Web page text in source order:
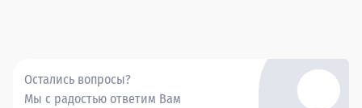
Остались вопросы?
Мы с радостью ответим Вам